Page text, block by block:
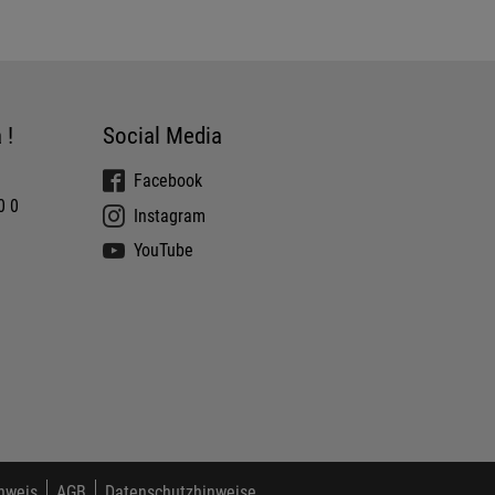
!
0
Social Media
Facebook
Instagram
YouTube